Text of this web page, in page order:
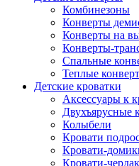
Комбинезоны
Конверты
Конверты на
Конверты-
Спальные
Теплые
Детские кроватки
Аксессуары к
Двухъярусные
Колыбели
Кровати
Кровати-
Кровати-